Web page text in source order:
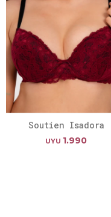
Soutien Isadora
UYU 1.990